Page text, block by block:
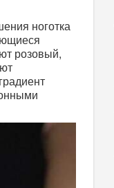
ноготка
розовый,